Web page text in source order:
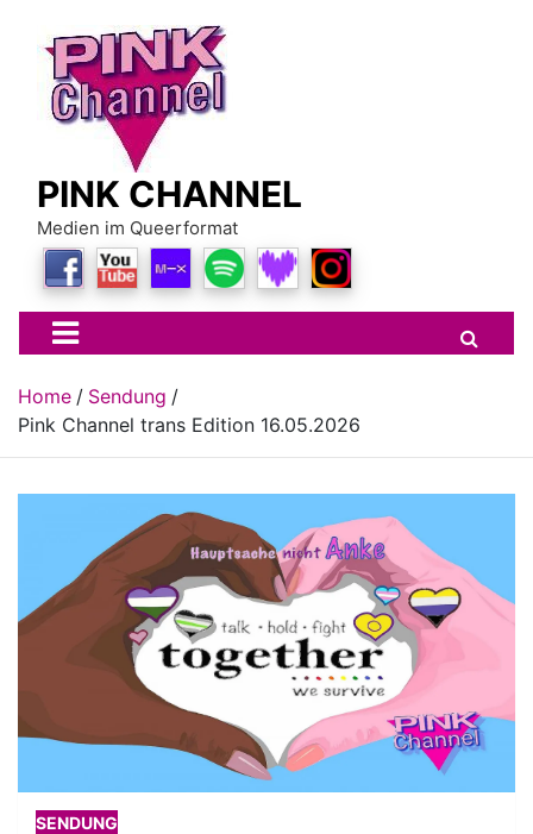
content
PINK CHANNEL
Medien im Queerformat
Home
Sendung
Pink Channel trans Edition 16.05.2026
SENDUNG